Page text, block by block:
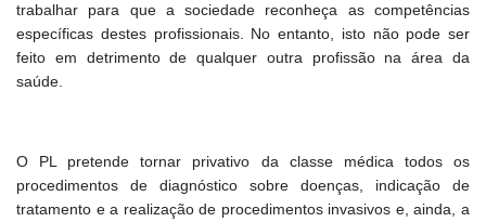
trabalhar para que a sociedade reconheça as competências
específicas destes profissionais. No entanto, isto não pode ser
feito em detrimento de qualquer outra profissão na área da
saúde.
O PL pretende tornar privativo da classe médica todos os
procedimentos de diagnóstico sobre doenças, indicação de
tratamento e a realização de procedimentos invasivos e, ainda, a